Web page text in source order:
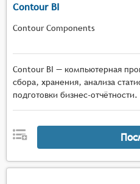
Contour BI
Contour Components
Contour BI — компьютерная
сбора, хранения, анализа
подготовки бизнес-отчётности.